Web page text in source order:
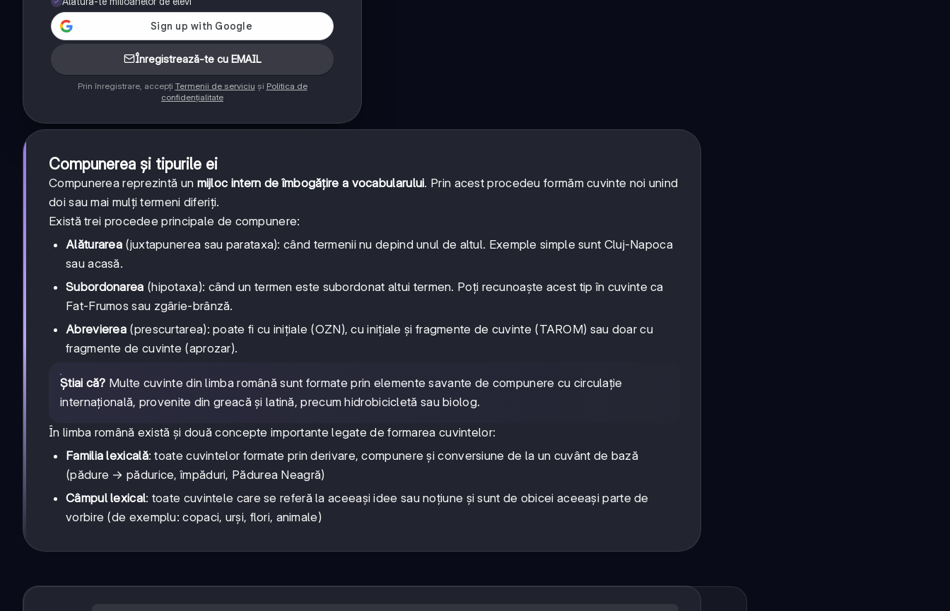
Înregistrează-te cu EMAIL
Prin înregistrare, accepți Termenii de serviciu și Politica de
confidențialitate
Compunerea și tipurile ei
Compunerea reprezintă un mijloc intern de îmbogățire a vocabularului. Prin acest procedeu formăm cuvinte noi unind
doi sau mai mulți termeni diferiți.
Există trei procedee principale de compunere:
Alăturarea (juxtapunerea sau parataxa): când termenii nu depind unul de altul. Exemple simple sunt Cluj-Napoca
sau acasă.
Subordonarea (hipotaxa): când un termen este subordonat altui termen. Poți recunoaște acest tip în cuvinte ca
Fat-Frumos sau zgârie-brânză.
Abrevierea (prescurtarea): poate fi cu inițiale (OZN), cu inițiale și fragmente de cuvinte (TAROM) sau doar cu
fragmente de cuvinte (aprozar).
Știai că? Multe cuvinte din limba română sunt formate prin elemente savante de compunere cu circulație
internațională, provenite din greacă și latină, precum hidrobicicletă sau biolog.
În limba română există și două concepte importante legate de formarea cuvintelor:
Familia lexicală: toate cuvintelor formate prin derivare, compunere și conversiune de la un cuvânt de bază
(pădure → pădurice, împăduri, Pădurea Neagră)
Câmpul lexical: toate cuvintele care se referă la aceeași idee sau noțiune și sunt de obicei aceeași parte de
vorbire (de exemplu: copaci, urși, flori, animale)